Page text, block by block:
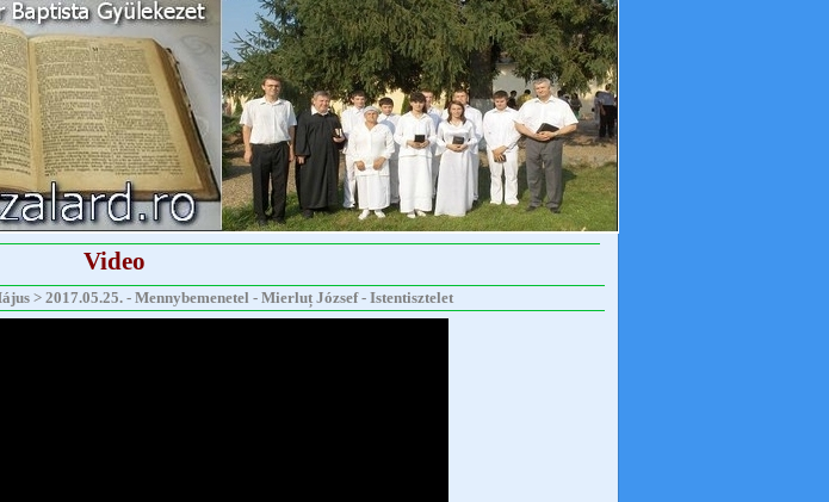
Video
> 2017.05.25. - Mennybemenetel - Mierluț József - Istentisztelet